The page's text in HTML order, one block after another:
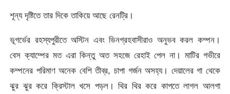
শূন্য দৃষ্টিতে তার দিকে তাকিয়ে আছে রেনট্রি।
ভূগর্ভের রহস্যপুরীতে অস্টিন এবং ভিনগ্রহবাসীরাও অনুভব করল কম্পন।
বেস ক্যাম্পের মত এরা কিন্তু অত সহজে রেহাই পেল না। মাটির গভীরে
কম্পনের পরিমাণ অনেক বেশি তীব্র, চাপা গর্জন অসহ্য। দেয়ালের গা থেকে
ঝুর ঝুর করে ক্রিস্টাল খসে পড়ল। থির থির করে কাপতে লাগল আলগা